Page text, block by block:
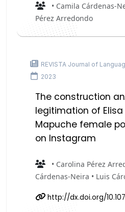
• Camila Cárdenas-
Pérez Arredondo
REVISTA Journal of
2023
The construction
legitimation of
Mapuche female
on Instagram
• Carolina Pérez
Cárdenas-Neira • Luis
http://dx.doi.org/